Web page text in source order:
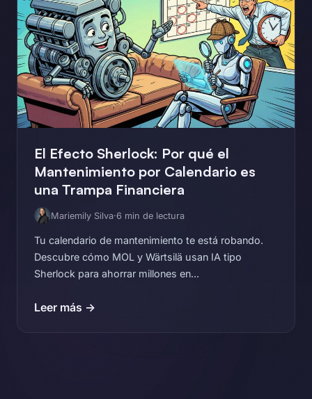
El Efecto Sherlock: Por qué el
Mantenimiento por Calendario es
una Trampa Financiera
Mariemily Silva·6 min de lectura
Tu calendario de mantenimiento te está robando.
Descubre cómo MOL y Wärtsilä usan IA tipo
Sherlock para ahorrar millones en...
Leer más →